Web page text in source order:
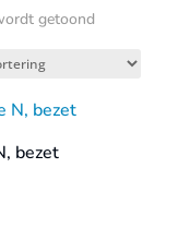
getoond
bezet